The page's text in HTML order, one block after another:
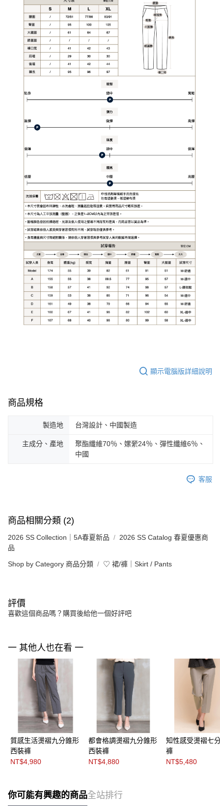
顯示電腦版詳細說明
商品規格
製造地 台灣設計、中國製造
主成分、產地
聚酯纖維70％、嫘縈24％、彈性纖維6％、
中國
客服
商品相關分類 (2)
2026 SS Collection｜5A春夏新品
2026 SS Catalog 春夏優惠商
品
Shop by Category 商品分類 ♡ 裙/褲｜Skirt / Pants
評價
喜歡這個商品嗎？購買後給他一個好評吧
一 其他人也在看 一
質感生活燙褶九分錐形
西裝褲
NT$4,980
都會格調燙褶九分錐形
西裝褲
NT$4,880
知性感受燙褶七
褲
NT$5,480
你可能有興趣的商品全站排行